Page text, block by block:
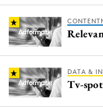
DATA &
Tv-